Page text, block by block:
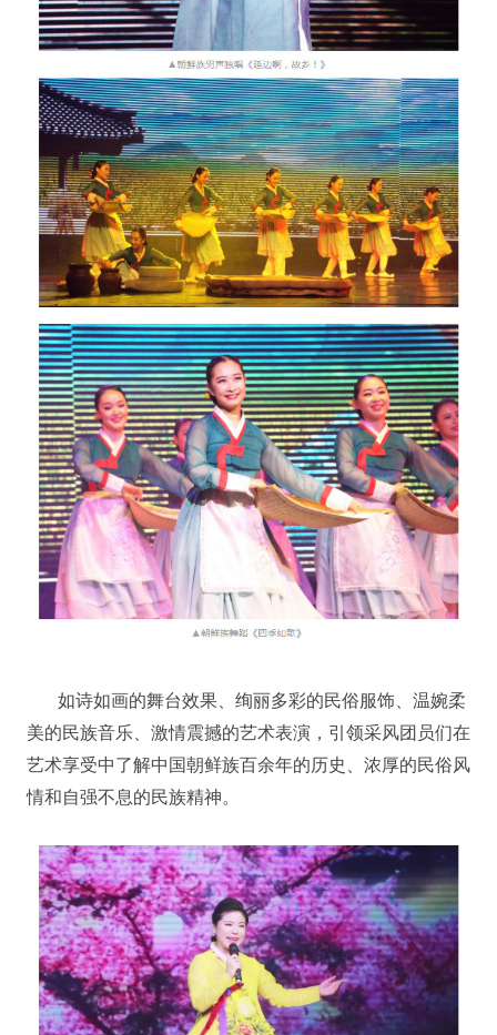
如诗如画的舞台效果、绚丽多彩的民俗服饰、温婉柔
美的民族音乐、激情震撼的艺术表演，引领采风团员们在
艺术享受中了解中国朝鲜族百余年的历史、浓厚的民俗风
情和自强不息的民族精神。